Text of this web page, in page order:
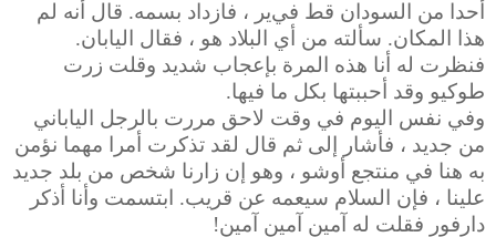
، فازداد بسمه. قال أنه لم يرأحدا من السودان قط في
هذا المكان. سألته من أي البلاد هو ، فقال اليابان.
فنظرت له أنا هذه المرة بإعجاب شديد وقلت زرت
طوكيو وقد أحببتها بكل ما فيها.
وفي نفس اليوم في وقت لاحق مررت بالرجل الياباني
من جديد ، فأشار إلى ثم قال لقد تذكرت أمرا مهما نؤمن
به هنا في منتجع أوشو ، وهو إن زارنا شخص من بلد جديد
علينا ، فإن السلام سيعمه عن قريب. ابتسمت وأنا أذكر
دارفور فقلت له آمين آمين آمين!